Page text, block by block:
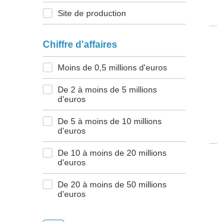
Site de production
Chiffre d'affaires
Moins de 0,5 millions d'euros
De 2 à moins de 5 millions
d'euros
De 5 à moins de 10 millions
d'euros
De 10 à moins de 20 millions
d'euros
De 20 à moins de 50 millions
d'euros